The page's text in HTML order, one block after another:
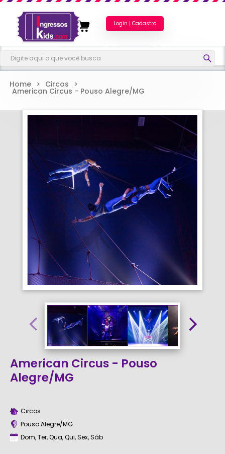
Login | Cadastro
Home > Circos >
American Circus - Pouso Alegre/MG
American Circus - Pouso
Alegre/MG
Circos
Pouso Alegre/MG
Dom, Ter, Qua, Qui, Sex, Sáb